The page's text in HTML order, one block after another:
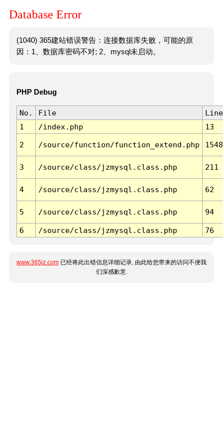
Database Error
(1040) 365建站错误警告：连接数据库失败，可能的原
因：1、数据库密码不对; 2、mysql未启动。
PHP Debug
No. File
Line
1
/index.php 13
2 /source/function/function_extend.php 1548
3 /source/class/jzmysql.class.php 211
4 /source/class/jzmysql.class.php 62
5 /source/class/jzmysql.class.php 94
6 /source/class/jzmysql.class.php 76
www.365jz.com 已经将此出错信息详细记录, 由此给您带来的访问不便我
们深感歉意.